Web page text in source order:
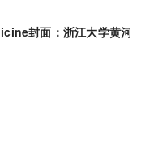
封面：浙江大学黄河